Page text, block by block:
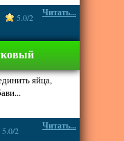
Читать...
5.0/2
яйца,
Читать...
5.0/2